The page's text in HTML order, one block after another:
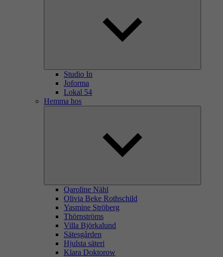
Studio In
Joforma
Lokal 54
Hemma hos
Qaroline Nähl
Olivia Beke Rothschild
Yasmine Ströberg
Thörnströms
Villa Björkalund
Sätesgården
Hjulsta säteri
Klara Doktorow